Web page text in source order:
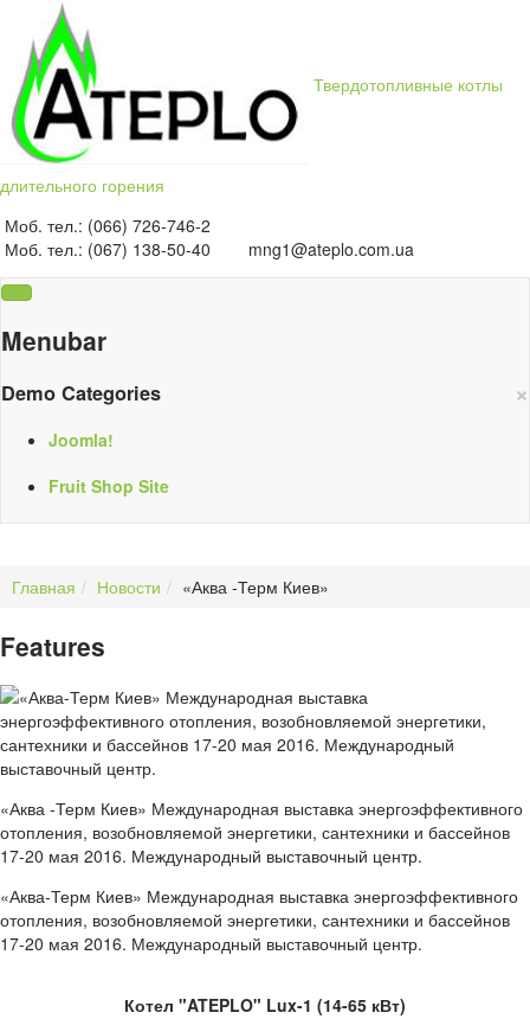
Твердотопливные котлы
длительного горения
Моб. тел.: (066) 726-746-2
Моб. тел.: (067) 138-50-40
mng1@ateplo.com.ua
Menubar
×
Demo Categories
Joomla!
Fruit Shop Site
Главная Новости «Аква -Терм Киев»
Features
«Аква -Терм Киев» Международная выставка энергоэффективного
отопления, возобновляемой энергетики, сантехники и бассейнов
17-20 мая 2016. Международный выставочный центр.
«Аква-Терм Киев» Международная выставка энергоэффективного
отопления, возобновляемой энергетики, сантехники и бассейнов
17-20 мая 2016. Международный выставочный центр.
Котел "ATEPLO" Lux-1 (14-65 кВт)